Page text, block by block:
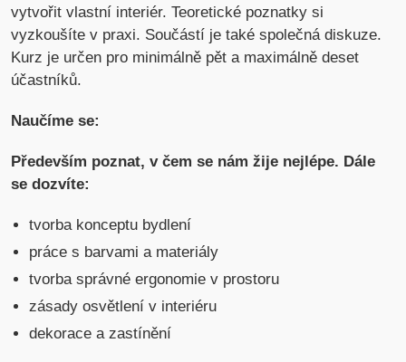
vytvořit vlastní interiér. Teoretické poznatky si
vyzkoušíte v praxi. Součástí je také společná diskuze.
Kurz je určen pro minimálně pět a maximálně deset
účastníků.
Naučíme se:
Především poznat, v čem se nám žije nejlépe. Dále
se dozvíte:
tvorba konceptu bydlení
práce s barvami a materiály
tvorba správné ergonomie v prostoru
zásady osvětlení v interiéru
dekorace a zastínění